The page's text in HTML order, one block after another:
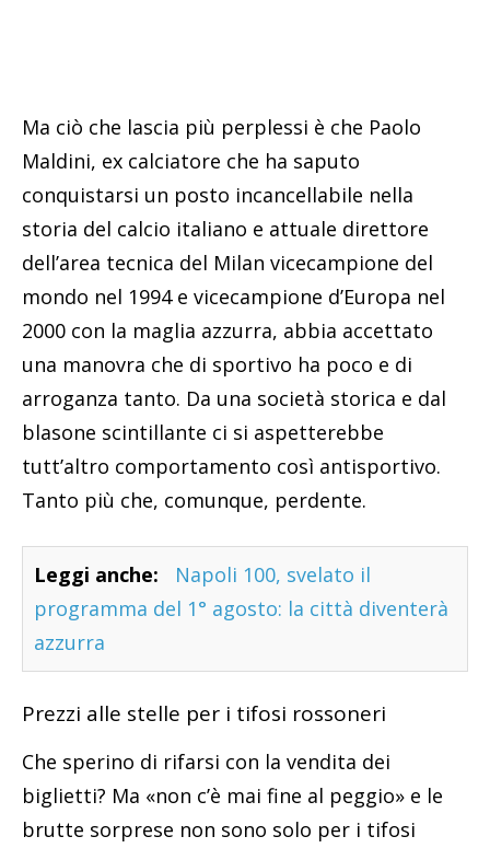
Ma ciò che lascia più perplessi è che Paolo
Maldini, ex calciatore che ha saputo
conquistarsi un posto incancellabile nella
storia del calcio italiano e attuale direttore
dell’area tecnica del Milan vicecampione del
mondo nel 1994 e vicecampione d’Europa nel
2000 con la maglia azzurra, abbia accettato
una manovra che di sportivo ha poco e di
arroganza tanto. Da una società storica e dal
blasone scintillante ci si aspetterebbe
tutt’altro comportamento così antisportivo.
Tanto più che, comunque, perdente.
Leggi anche:
Napoli 100, svelato il
programma del 1° agosto: la città diventerà
azzurra
Prezzi alle stelle per i tifosi rossoneri
Che sperino di rifarsi con la vendita dei
biglietti? Ma «non c’è mai fine al peggio» e le
brutte sorprese non sono solo per i tifosi